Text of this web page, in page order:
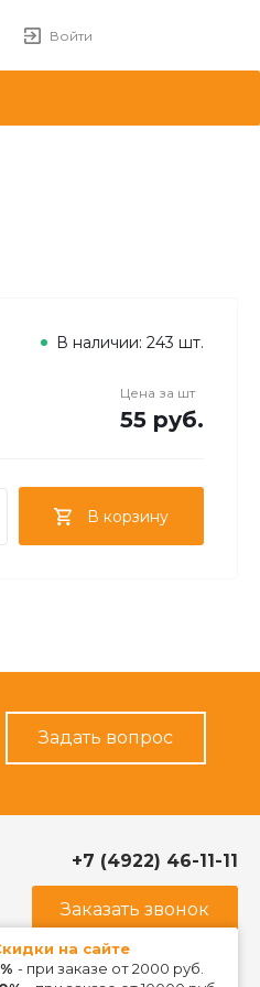
Войти
В наличии: 243 шт.
Цена за шт
55 руб.
В корзину
Задать вопрос
+7 (4922) 46-11-11
Заказать звонок
на сайте
- при заказе от 2000 руб.